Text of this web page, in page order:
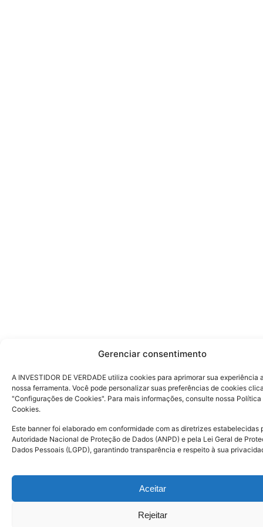
Gerenciar consentimento
A INVESTIDOR DE VERDADE utiliza cookies para aprimorar sua experiência
nossa ferramenta. Você pode personalizar suas preferências de cookies
"Configurações de Cookies". Para mais informações, consulte nossa Política
Cookies.
Este banner foi elaborado em conformidade com as diretrizes estabelecidas
Autoridade Nacional de Proteção de Dados (ANPD) e pela Lei Geral de
Dados Pessoais (LGPD), garantindo transparência e respeito à sua
Aceitar
Rejeitar